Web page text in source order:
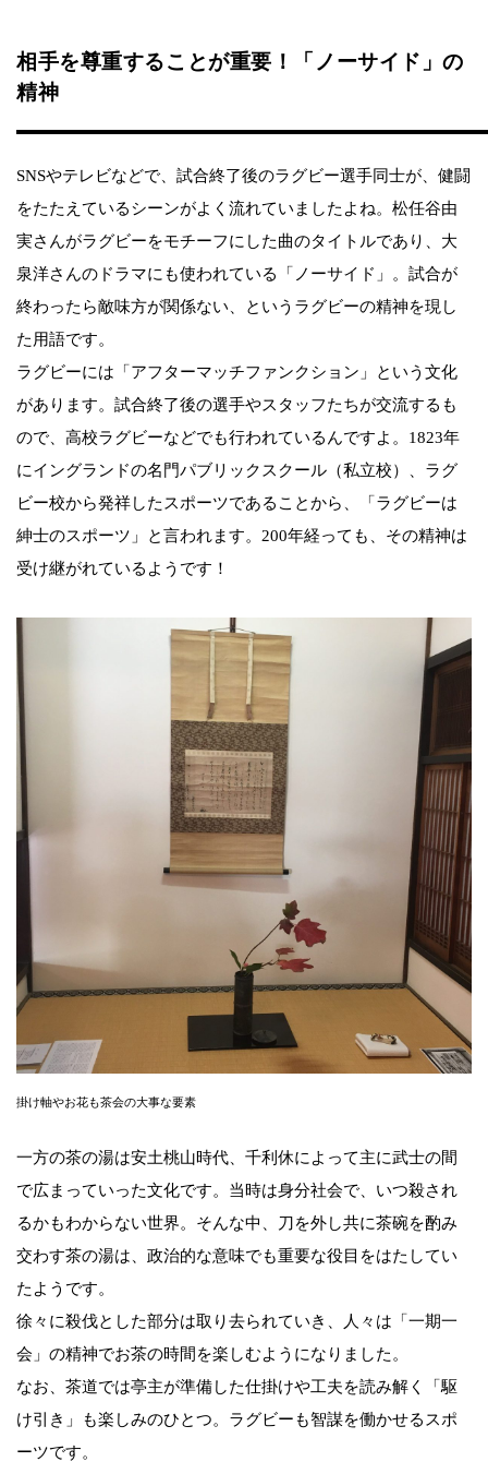
相手を尊重することが重要！「ノーサイド」の
精神
SNSやテレビなどで、試合終了後のラグビー選手同士が、健闘
をたたえているシーンがよく流れていましたよね。松任谷由
実さんがラグビーをモチーフにした曲のタイトルであり、大
泉洋さんのドラマにも使われている「ノーサイド」。試合が
終わったら敵味方が関係ない、というラグビーの精神を現し
た用語です。
ラグビーには「アフターマッチファンクション」という文化
があります。試合終了後の選手やスタッフたちが交流するも
ので、高校ラグビーなどでも行われているんですよ。1823年
にイングランドの名門パブリックスクール（私立校）、ラグ
ビー校から発祥したスポーツであることから、「ラグビーは
紳士のスポーツ」と言われます。200年経っても、その精神は
受け継がれているようです！
掛け軸やお花も茶会の大事な要素
一方の茶の湯は安土桃山時代、千利休によって主に武士の間
で広まっていった文化です。当時は身分社会で、いつ殺され
るかもわからない世界。そんな中、刀を外し共に茶碗を酌み
交わす茶の湯は、政治的な意味でも重要な役目をはたしてい
たようです。
徐々に殺伐とした部分は取り去られていき、人々は「一期一
会」の精神でお茶の時間を楽しむようになりました。
なお、茶道では亭主が準備した仕掛けや工夫を読み解く「駆
け引き」も楽しみのひとつ。ラグビーも智謀を働かせるスポ
ーツです。